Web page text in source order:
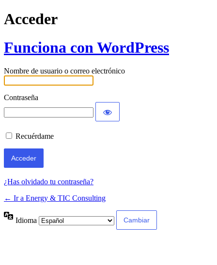
Acceder
Funciona con WordPress
Nombre de usuario o correo electrónico
Contraseña
Recuérdame
¿Has olvidado tu contraseña?
← Ir a Energy & TIC Consulting
Idioma